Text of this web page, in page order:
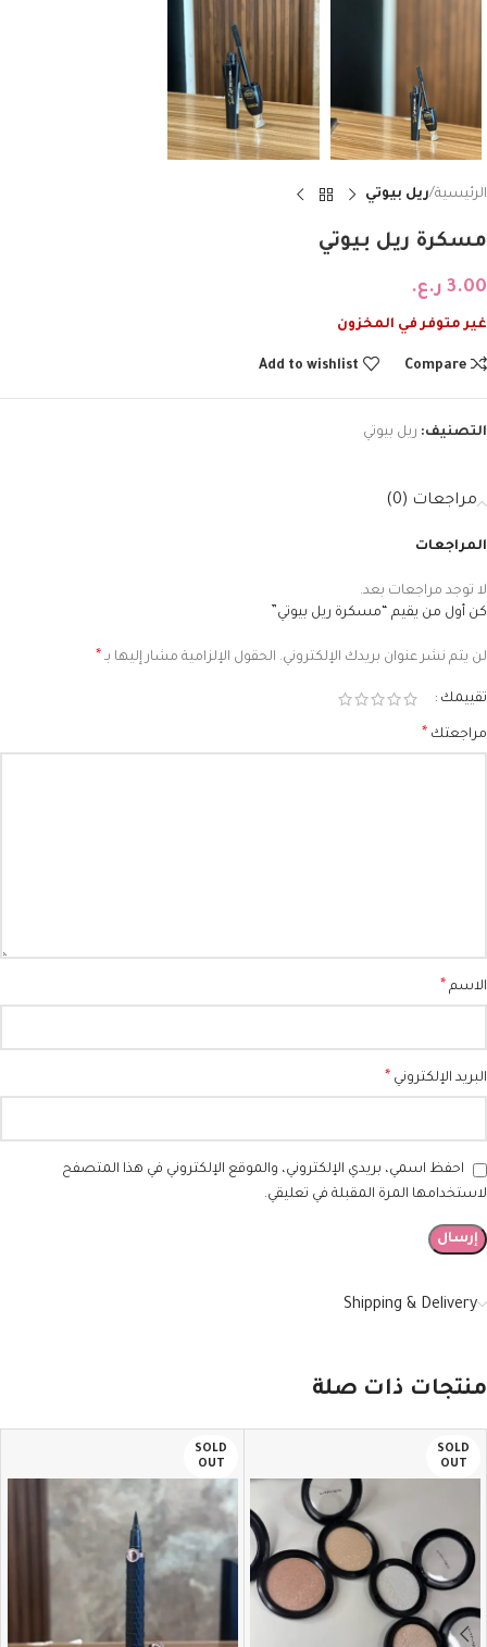
الرئيسية ريل بيوتي
مسكرة ريل بيوتي
3.00 ر.ع.
غير متوفر في المخزون
Compare
Add to wishlist
التصنيف: ريل بيوتي
مراجعات (0)
المراجعات
لا توجد مراجعات بعد.
كن أول من يقيم “مسكرة ريل بيوتي”
لن يتم نشر عنوان بريدك الإلكتروني. الحقول الإلزامية مشار إليها بـ *
تقييمك
مراجعتك *
الاسم *
البريد الإلكتروني *
احفظ اسمي، بريدي الإلكتروني، والموقع الإلكتروني في هذا المتصفح
لاستخدامها المرة المقبلة في تعليقي.
Shipping & Delivery
منتجات ذات صلة
SOLD
OUT
SOLD
OUT